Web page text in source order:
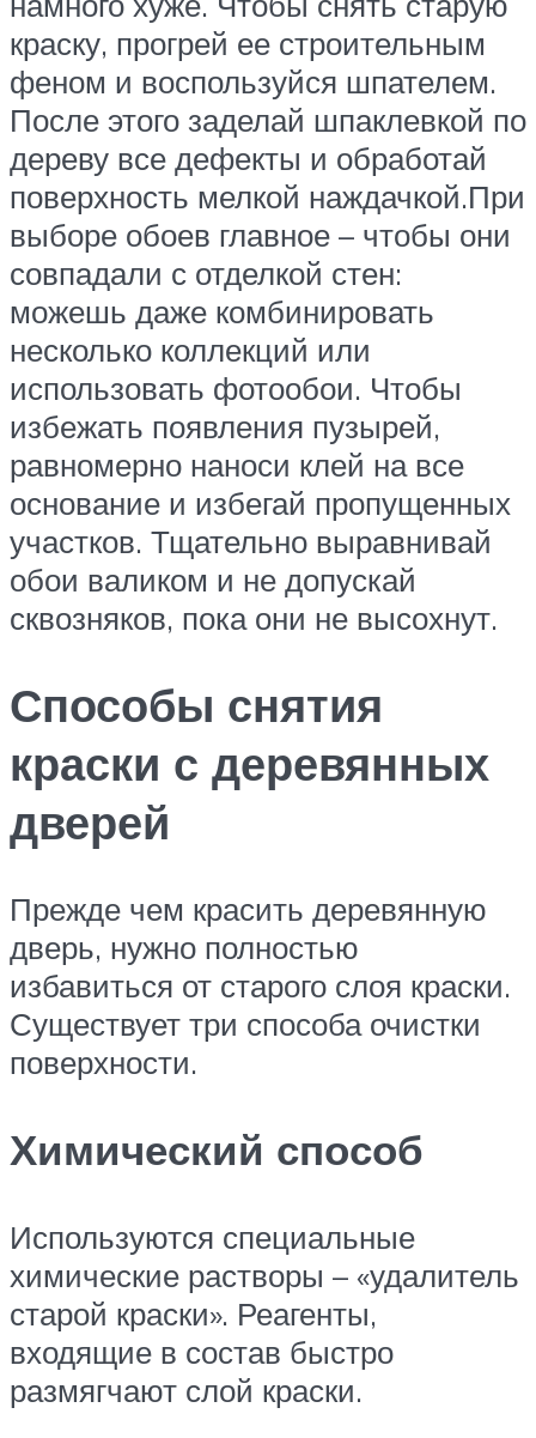
краску, прогрей ее строительным
феном и воспользуйся шпателем.
После этого заделай шпаклевкой по
дереву все дефекты и обработай
поверхность мелкой наждачкой.При
выборе обоев главное – чтобы они
совпадали с отделкой стен:
можешь даже комбинировать
несколько коллекций или
использовать фотообои. Чтобы
избежать появления пузырей,
равномерно наноси клей на все
основание и избегай пропущенных
участков. Тщательно выравнивай
обои валиком и не допускай
сквозняков, пока они не высохнут.
Способы снятия
краски с деревянных
дверей
Прежде чем красить деревянную
дверь, нужно полностью
избавиться от старого слоя краски.
Существует три способа очистки
поверхности.
Химический способ
Используются специальные
химические растворы – «удалитель
старой краски». Реагенты,
входящие в состав быстро
размягчают слой краски.